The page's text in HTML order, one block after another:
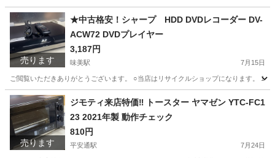
愛知 名古屋市 平安通駅 リサイクルショップ
売ります
★中古格安！シャープ HDD DVDレコーダー DV-
ACW72 DVDプレイヤー
3,187円
味美駅 7月15日
ご閲覧いただきありがとうございます。 ○当店はリサイクルショップになります。
愛知 春日井市 映像プレーヤー、レコーダー
シャープ
売ります
ジモティ来店特価‼ トースター ヤマゼン YTC-FC1
23 2021年製 動作チェック
810円
平安通駅 7月24日